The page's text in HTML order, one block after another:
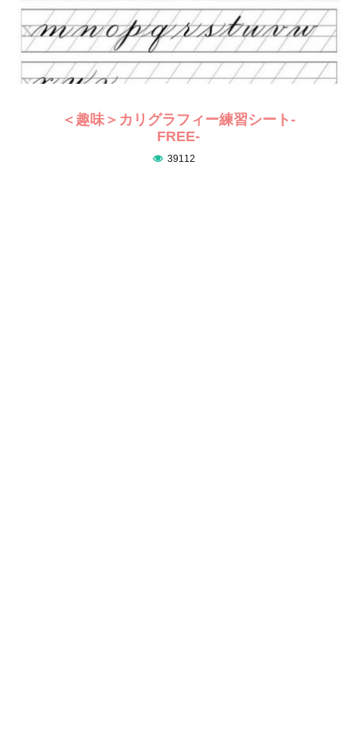
＜趣味＞カリグラフィー練習シート-
FREE-
39112